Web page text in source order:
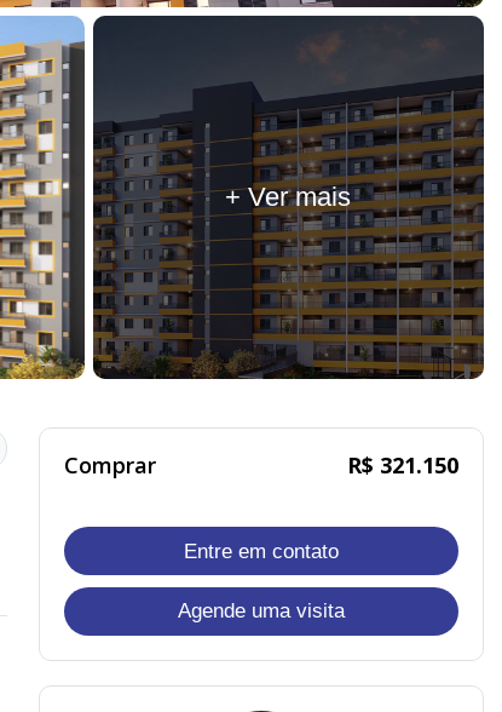
+ Ver mais
Comprar R$ 321.150
Entre em contato
Agende uma visita